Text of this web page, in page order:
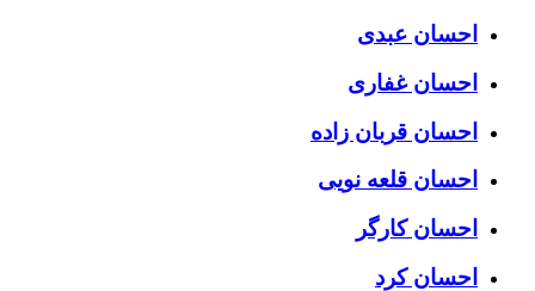
احسان عبدی
احسان غفاری
احسان قربان زاده
احسان قلعه نویی
احسان کارگر
احسان کرد